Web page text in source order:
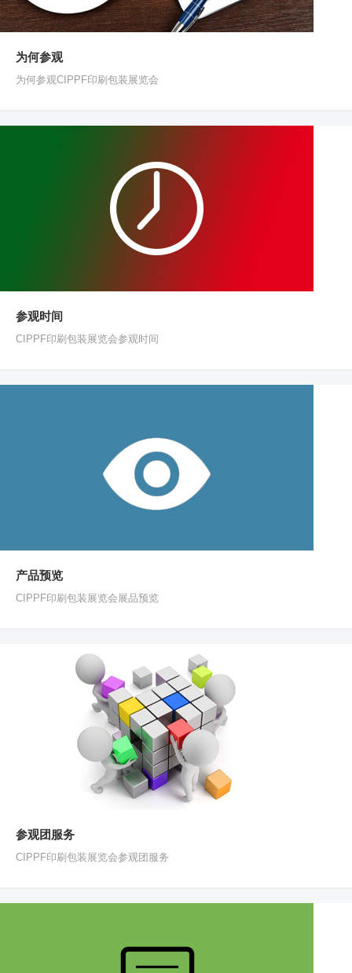
为何参观
为何参观CIPPF印刷包装展览会
参观时间
CIPPF印刷包装展览会参观时间
产品预览
CIPPF印刷包装展览会展品预览
参观团服务
CIPPF印刷包装展览会参观团服务